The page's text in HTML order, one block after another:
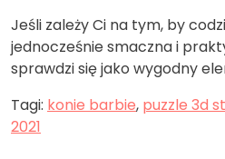
Jeśli zależy Ci na tym, by
jednocześnie smaczna i
sprawdzi się jako wygodny
Tagi: konie barbie, puzzle 3d
2021